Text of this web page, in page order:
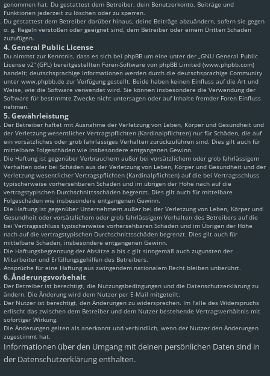
genommen hat. Du gestattest dem Betreiber, dein Benutzerkonto, Beiträge und
Funktionen jederzeit zu löschen oder zu sperren.
Du gestattest dem Betreiber darüber hinaus, deine Beiträge abzuändern, sofern sie gegen
o. g. Regeln verstoßen oder geeignet sind, dem Betreiber oder einem Dritten Schaden
zuzufügen.
4. General Public License
Du nimmst zur Kenntnis, dass es sich bei phpBB um eine unter der „GNU General Public
License v2“ (GPL) bereitgestellten Foren-Software von phpBB Limited (www.phpbb.com)
handelt; deutschsprachige Informationen werden durch die deutschsprachige Community
unter www.phpbb.de zur Verfügung gestellt. Beide haben keinen Einfluss auf die Art und
Weise, wie die Software verwendet wird. Sie können insbesondere die Verwendung der
Software für bestimmte Zwecke nicht untersagen oder auf Inhalte fremder Foren Einfluss
nehmen.
5. Gewährleistung
Der Betreiber haftet mit Ausnahme der Verletzung von Leben, Körper und Gesundheit und
der Verletzung wesentlicher Vertragspflichten (Kardinalpflichten) nur für Schäden, die auf
ein vorsätzliches oder grob fahrlässiges Verhalten zurückzuführen sind. Dies gilt auch für
mittelbare Folgeschäden wie insbesondere entgangenen Gewinn.
Die Haftung ist gegenüber Verbrauchern außer bei vorsätzlichem oder grob fahrlässigem
Verhalten oder bei Schäden aus der Verletzung von Leben, Körper und Gesundheit und der
Verletzung wesentlicher Vertragspflichten (Kardinalpflichten) auf die bei Vertragsschluss
typischerweise vorhersehbaren Schäden und im übrigen der Höhe nach auf die
vertragstypischen Durchschnittsschäden begrenzt. Dies gilt auch für mittelbare
Folgeschäden wie insbesondere entgangenen Gewinn.
Die Haftung ist gegenüber Unternehmern außer bei der Verletzung von Leben, Körper und
Gesundheit oder vorsätzlichem oder grob fahrlässigem Verhalten des Betreibers auf die
bei Vertragsschluss typischerweise vorhersehbaren Schäden und im Übrigen der Höhe
nach auf die vertragstypischen Durchschnittsschäden begrenzt. Dies gilt auch für
mittelbare Schäden, insbesondere entgangenen Gewinn.
Die Haftungsbegrenzung der Absätze a bis c gilt sinngemäß auch zugunsten der
Mitarbeiter und Erfüllungsgehilfen des Betreibers.
Ansprüche für eine Haftung aus zwingendem nationalem Recht bleiben unberührt.
6. Änderungsvorbehalt
Der Betreiber ist berechtigt, die Nutzungsbedingungen und die Datenschutzerklärung zu
ändern. Die Änderung wird dem Nutzer per E-Mail mitgeteilt.
Der Nutzer ist berechtigt, den Änderungen zu widersprechen. Im Falle des Widerspruchs
erlischt das zwischen dem Betreiber und dem Nutzer bestehende Vertragsverhältnis mit
sofortiger Wirkung.
Die Änderungen gelten als anerkannt und verbindlich, wenn der Nutzer den Änderungen
zugestimmt hat.
Informationen über den Umgang mit deinen persönlichen Daten sind in
der Datenschutzerklärung enthalten.